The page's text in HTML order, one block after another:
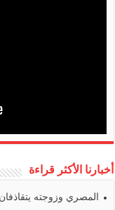
أخبارنا الأكثر قراءة
المصري وزوجته يتقاذفان